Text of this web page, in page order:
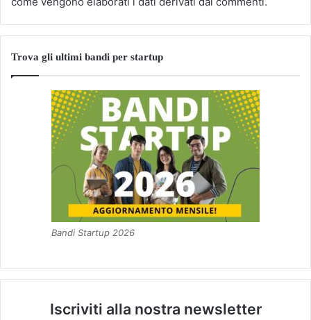
Trova gli ultimi bandi per startup
Bandi Startup 2026
Iscriviti alla nostra newsletter